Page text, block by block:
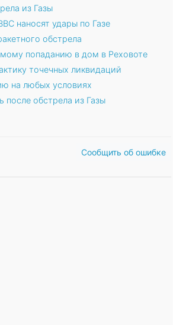
из Газы
наносят удары по Газе
обстрела
попаданию в дом в Реховоте
точечных ликвидаций
на любых условиях
обстрела из Газы
Сообщить об ошибке